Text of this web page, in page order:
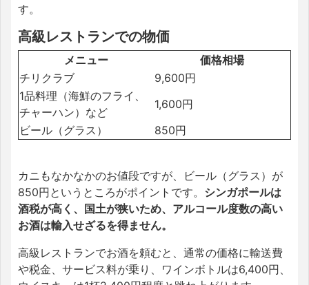
す。
高級レストランでの物価
メニュー
価格相場
チリクラブ
9,600円
1品料理（海鮮のフライ、
チャーハン）など
1,600円
ビール（グラス）
850円
カニもなかなかのお値段ですが、ビール（グラス）が
850円というところがポイントです。 シンガポールは
酒税が高く、国土が狭いため、アルコール度数の高い
お酒は輸入せざるを得ません。
高級レストランでお酒を頼むと、通常の価格に輸送費
や税金、サービス料が乗り、ワインボトルは6,400円、